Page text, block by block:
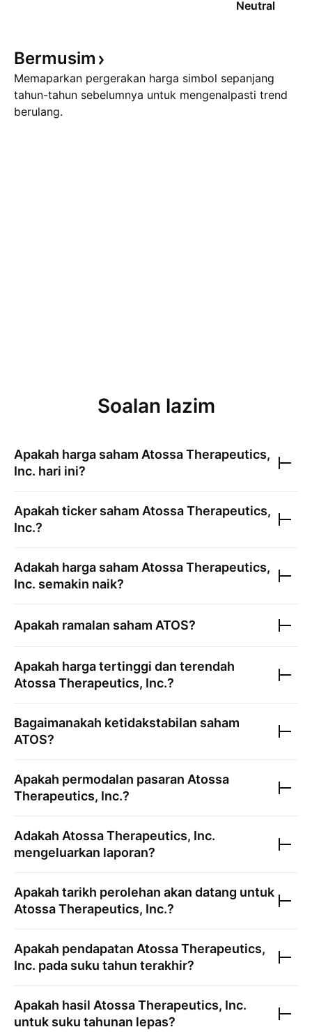
Neutral
Bermusim
Memaparkan pergerakan harga simbol sepanjang
tahun-tahun sebelumnya untuk mengenalpasti trend
berulang.
Soalan lazim
Apakah harga saham Atossa Therapeutics,
Inc. hari ini?
Apakah ticker saham Atossa Therapeutics,
Inc.?
Adakah harga saham Atossa Therapeutics,
Inc. semakin naik?
Apakah ramalan saham ATOS?
Apakah harga tertinggi dan terendah
Atossa Therapeutics, Inc.?
Bagaimanakah ketidakstabilan saham
ATOS?
Apakah permodalan pasaran Atossa
Therapeutics, Inc.?
Adakah Atossa Therapeutics, Inc.
mengeluarkan laporan?
Apakah tarikh perolehan akan datang untuk
Atossa Therapeutics, Inc.?
Apakah pendapatan Atossa Therapeutics,
Inc. pada suku tahun terakhir?
Apakah hasil Atossa Therapeutics, Inc.
untuk suku tahunan lepas?